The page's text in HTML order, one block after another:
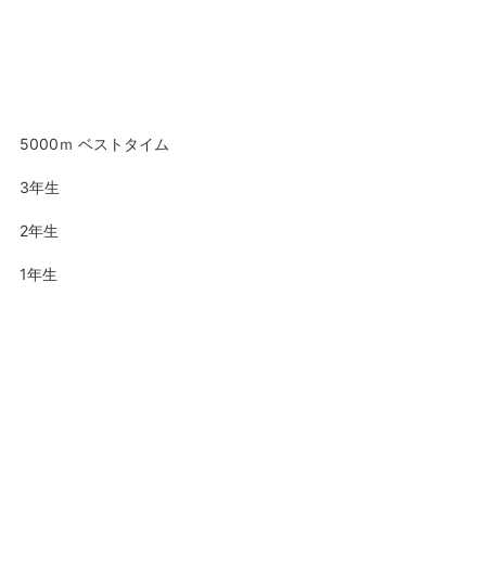
5000ｍ ベストタイム
3年生
2年生
1年生